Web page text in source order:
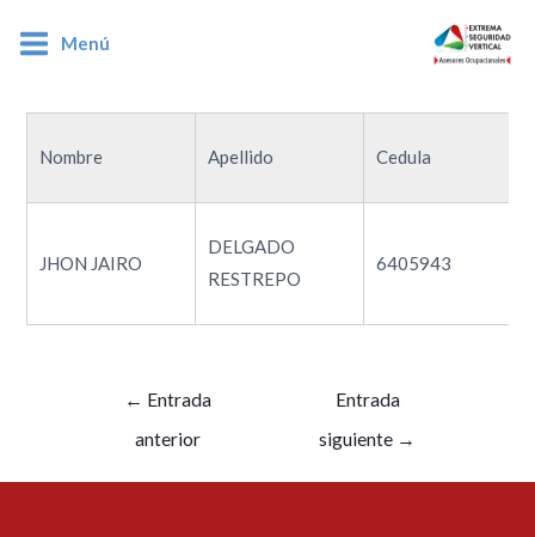
Menú
Nombre Apellido Cedula
JHON JAIRO
DELGADO
RESTREPO
6405943
← Entrada
anterior
Entrada
siguiente →